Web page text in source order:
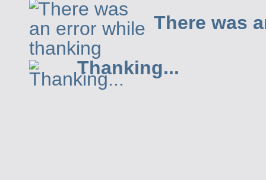
There was
Thanking...